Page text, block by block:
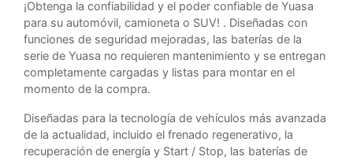
¡Obtenga la confiabilidad y el poder confiable de Yuasa
para su automóvil, camioneta o SUV! . Diseñadas con
funciones de seguridad mejoradas, las baterías de la
serie de Yuasa no requieren mantenimiento y se entregan
completamente cargadas y listas para montar en el
momento de la compra.
Diseñadas para la tecnología de vehículos más avanzada
de la actualidad, incluido el frenado regenerativo, la
recuperación de energía y Start / Stop, las baterías de